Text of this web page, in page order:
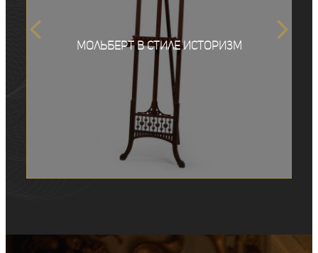
Мольберт в стиле историзм